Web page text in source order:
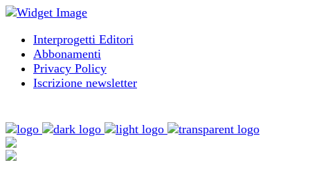
Interprogetti Editori
Abbonamenti
Privacy Policy
Iscrizione newsletter